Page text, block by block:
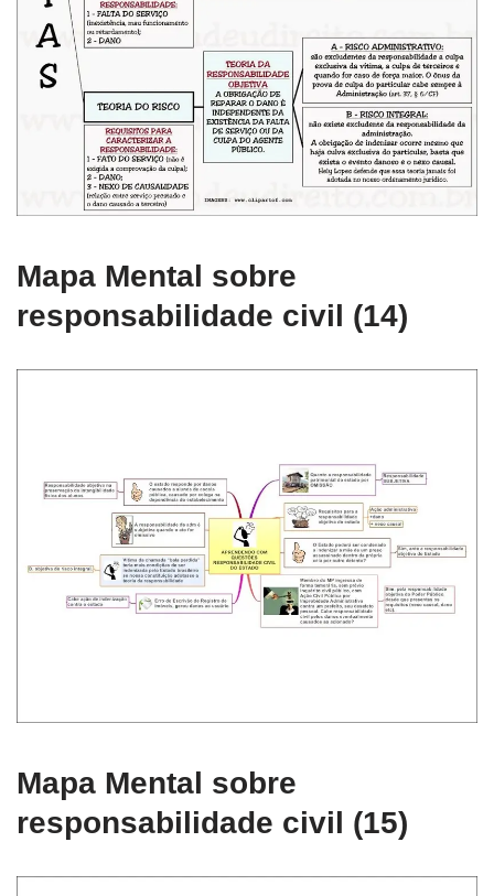
Mapa Mental sobre
responsabilidade civil (14)
Mapa Mental sobre
responsabilidade civil (15)